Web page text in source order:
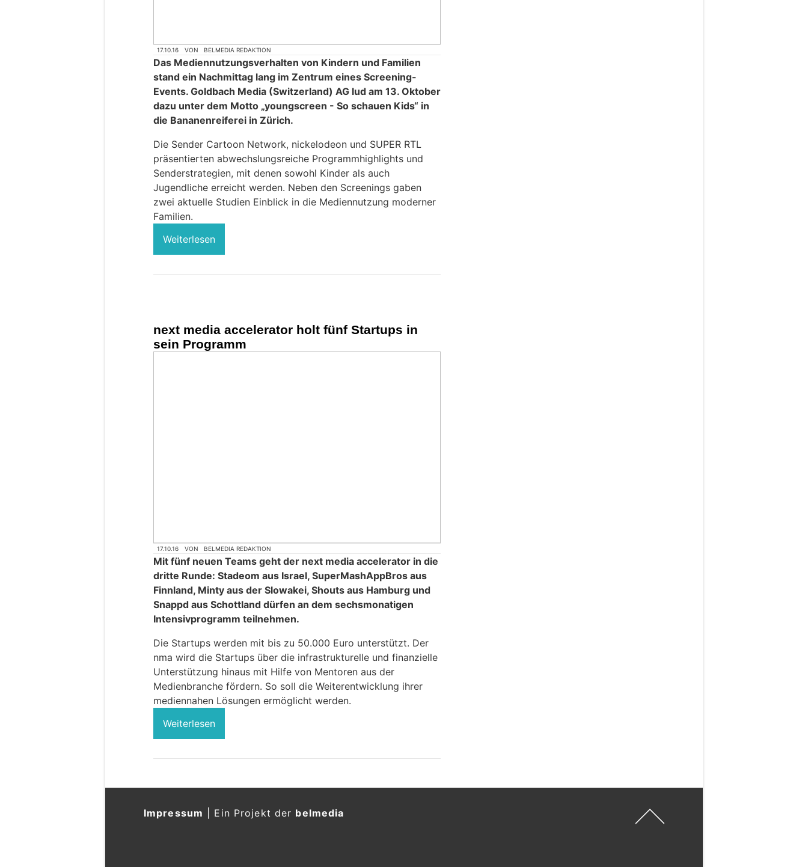
17.10.16 VON BELMEDIA REDAKTION
Das Mediennutzungsverhalten von Kindern und Familien
stand ein Nachmittag lang im Zentrum eines Screening-
Events. Goldbach Media (Switzerland) AG lud am 13. Oktober
dazu unter dem Motto „youngscreen - So schauen Kids“ in
die Bananenreiferei in Zürich.
Die Sender Cartoon Network, nickelodeon und SUPER RTL
präsentierten abwechslungsreiche Programmhighlights und
Senderstrategien, mit denen sowohl Kinder als auch
Jugendliche erreicht werden. Neben den Screenings gaben
zwei aktuelle Studien Einblick in die Mediennutzung moderner
Familien.
Weiterlesen
next media accelerator holt fünf Startups in
sein Programm
17.10.16 VON BELMEDIA REDAKTION
Mit fünf neuen Teams geht der next media accelerator in die
dritte Runde: Stadeom aus Israel, SuperMashAppBros aus
Finnland, Minty aus der Slowakei, Shouts aus Hamburg und
Snappd aus Schottland dürfen an dem sechsmonatigen
Intensivprogramm teilnehmen.
Die Startups werden mit bis zu 50.000 Euro unterstützt. Der
nma wird die Startups über die infrastrukturelle und finanzielle
Unterstützung hinaus mit Hilfe von Mentoren aus der
Medienbranche fördern. So soll die Weiterentwicklung ihrer
mediennahen Lösungen ermöglicht werden.
Weiterlesen
Impressum Ein Projekt der belmedia